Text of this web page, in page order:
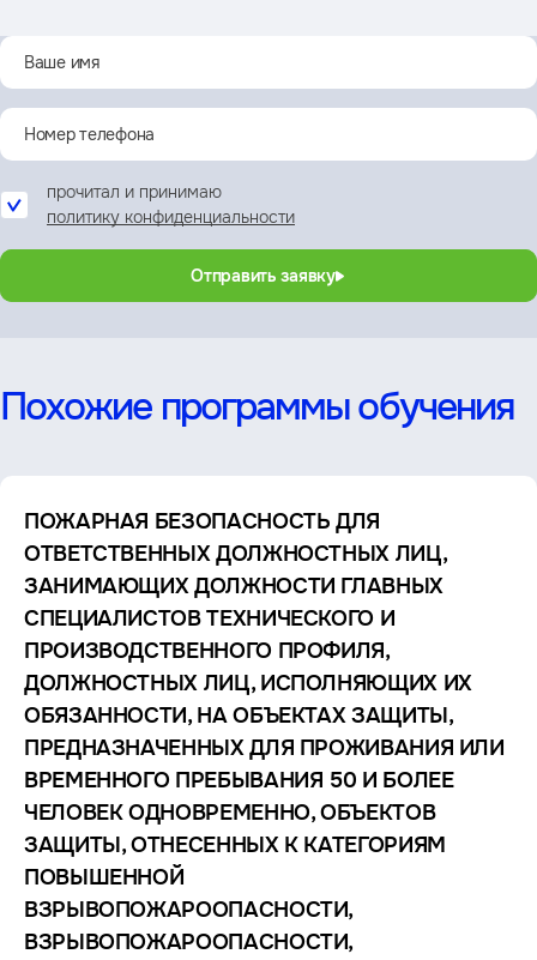
прочитал и принимаю
политику конфиденциальности
Отправить заявку
Похожие программы обучения
ПОЖАРНАЯ БЕЗОПАСНОСТЬ ДЛЯ
ОТВЕТСТВЕННЫХ ДОЛЖНОСТНЫХ ЛИЦ,
ЗАНИМАЮЩИХ ДОЛЖНОСТИ ГЛАВНЫХ
СПЕЦИАЛИСТОВ ТЕХНИЧЕСКОГО И
ПРОИЗВОДСТВЕННОГО ПРОФИЛЯ,
ДОЛЖНОСТНЫХ ЛИЦ, ИСПОЛНЯЮЩИХ ИХ
ОБЯЗАННОСТИ, НА ОБЪЕКТАХ ЗАЩИТЫ,
ПРЕДНАЗНАЧЕННЫХ ДЛЯ ПРОЖИВАНИЯ ИЛИ
ВРЕМЕННОГО ПРЕБЫВАНИЯ 50 И БОЛЕЕ
ЧЕЛОВЕК ОДНОВРЕМЕННО, ОБЪЕКТОВ
ЗАЩИТЫ, ОТНЕСЕННЫХ К КАТЕГОРИЯМ
ПОВЫШЕННОЙ
ВЗРЫВОПОЖАРООПАСНОСТИ,
ВЗРЫВОПОЖАРООПАСНОСТИ,